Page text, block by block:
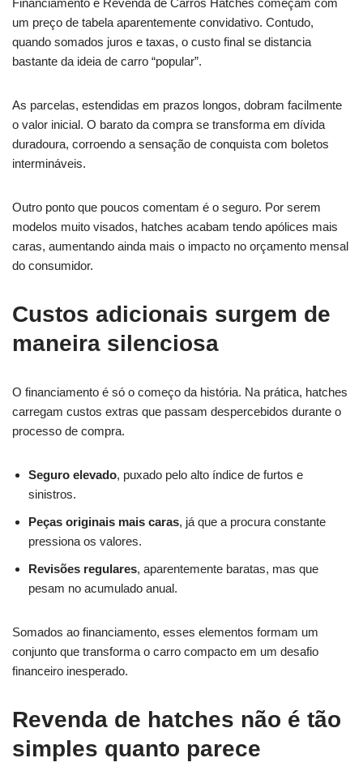
Financiamento e Revenda de Carros Hatches começam com
um preço de tabela aparentemente convidativo. Contudo,
quando somados juros e taxas, o custo final se distancia
bastante da ideia de carro “popular”.
As parcelas, estendidas em prazos longos, dobram facilmente
o valor inicial. O barato da compra se transforma em dívida
duradoura, corroendo a sensação de conquista com boletos
intermináveis.
Outro ponto que poucos comentam é o seguro. Por serem
modelos muito visados, hatches acabam tendo apólices mais
caras, aumentando ainda mais o impacto no orçamento mensal
do consumidor.
Custos adicionais surgem de
maneira silenciosa
O financiamento é só o começo da história. Na prática, hatches
carregam custos extras que passam despercebidos durante o
processo de compra.
Seguro elevado, puxado pelo alto índice de furtos e
sinistros.
Peças originais mais caras, já que a procura constante
pressiona os valores.
Revisões regulares, aparentemente baratas, mas que
pesam no acumulado anual.
Somados ao financiamento, esses elementos formam um
conjunto que transforma o carro compacto em um desafio
financeiro inesperado.
Revenda de hatches não é tão
simples quanto parece